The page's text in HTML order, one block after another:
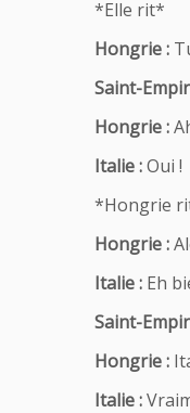
*Elle rit*
Hongrie :
Saint-
Hongrie :
Italie :Oui !
*Hongrie
Hongrie :
Italie : Eh
Saint-
Hongrie :
Italie :